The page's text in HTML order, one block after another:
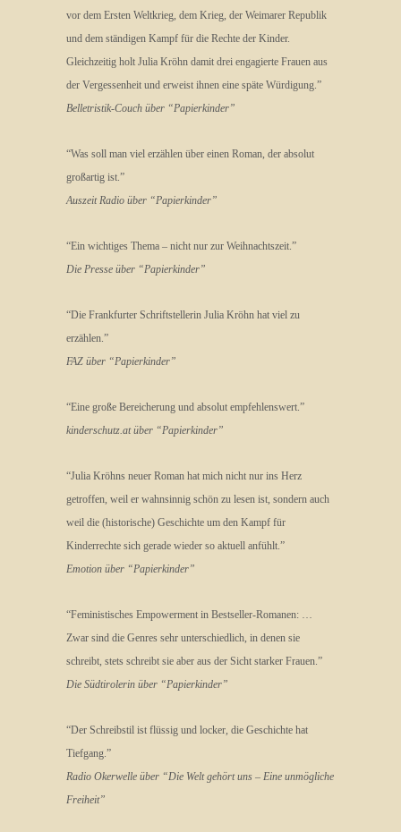
vor dem Ersten Weltkrieg, dem Krieg, der Weimarer Republik
und dem ständigen Kampf für die Rechte der Kinder.
Gleichzeitig holt Julia Kröhn damit drei engagierte Frauen aus
der Vergessenheit und erweist ihnen eine späte Würdigung.”
Belletristik-Couch über “Papierkinder”
“Was soll man viel erzählen über einen Roman, der absolut
großartig ist.”
Auszeit Radio über “Papierkinder”
“Ein wichtiges Thema – nicht nur zur Weihnachtszeit.”
Die Presse über “Papierkinder”
“Die Frankfurter Schriftstellerin Julia Kröhn hat viel zu
erzählen.”
FAZ über “Papierkinder”
“Eine große Bereicherung und absolut empfehlenswert.”
kinderschutz.at über “Papierkinder”
“Julia Kröhns neuer Roman hat mich nicht nur ins Herz
getroffen, weil er wahnsinnig schön zu lesen ist, sondern auch
weil die (historische) Geschichte um den Kampf für
Kinderrechte sich gerade wieder so aktuell anfühlt.”
Emotion über “Papierkinder”
“Feministisches Empowerment in Bestseller-Romanen: …
Zwar sind die Genres sehr unterschiedlich, in denen sie
schreibt, stets schreibt sie aber aus der Sicht starker Frauen.”
Die Südtirolerin über “Papierkinder”
“Der Schreibstil ist flüssig und locker, die Geschichte hat
Tiefgang.”
Radio Okerwelle über “Die Welt gehört uns – Eine unmögliche
Freiheit”